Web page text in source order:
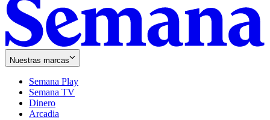
Nuestras marcas
Semana Play
Semana TV
Dinero
Arcadia